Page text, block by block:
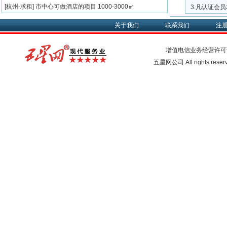
3.凡认证会
[杭州-求租] 市中心可做酒店的项目 1000-3000㎡
关于我们 联系我们 注
增值电信业务经营许
五星网公司 All rights